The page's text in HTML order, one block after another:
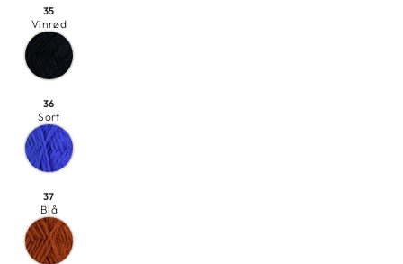
35
Vinrød
36
Sort
37
Blå